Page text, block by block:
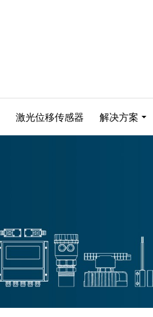
激光位移传感器 解决方案